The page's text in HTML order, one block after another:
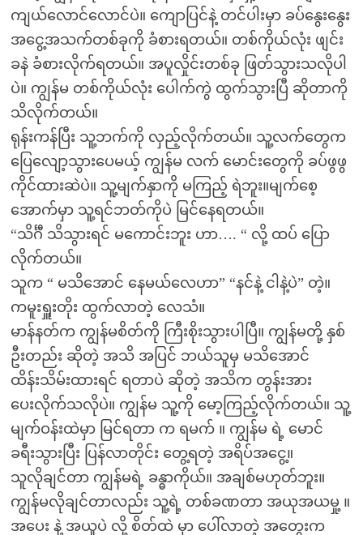
ကျယ်လောင်လောင်ပဲ။ ကျောပြင်နဲ့ တင်ပါးမှာ ခပ်နွေးနွေး
အငွေ့အသက်တစ်ခုကို ခံစားရတယ်။ တစ်ကိုယ်လုံး ဖျင်း
ခနဲ ခံစားလိုက်ရတယ်။ အပူလှိုင်းတစ်ခု ဖြတ်သွားသလိုပါ
ပဲ။ ကျွန်မ တစ်ကိုယ်လုံး ပေါက်ကွဲ ထွက်သွားပြီ ဆိုတာကို
သိလိုက်တယ်။
ရုန်းကန်ပြီး သူ့ဘက်ကို လှည့်လိုက်တယ်။ သူ့လက်တွေက
ပြေလျော့သွားပေမယ့် ကျွန်မ လက် မောင်းတွေကို ခပ်ဖွဖွ
ကိုင်ထားဆဲပဲ။ သူ့မျက်နှာကို မကြည့် ရဲဘူး။မျက်စေ့
အောက်မှာ သူ့ရင်ဘတ်ကိုပဲ မြင်နေရတယ်။
“သိင်္ဂီ သိသွားရင် မကောင်းဘူး ဟာ…. “ လို့ ထပ် ပြော
လိုက်တယ်။
သူက “ မသိအောင် နေမယ်လေဟာ” “နင်နဲ့ ငါနဲ့ပဲ” တဲ့။
ကမူးရှူးတိုး ထွက်လာတဲ့ လေသံ။
မာန်နတ်က ကျွန်မစိတ်ကို ကြီးစိုးသွားပါပြီ။ ကျွန်မတို့ နှစ်
ဦးတည်း ဆိုတဲ့ အသိ အပြင် ဘယ်သူမှ မသိအောင်
ထိန်းသိမ်းထားရင် ရတာပဲ ဆိုတဲ့ အသိက တွန်းအား
ပေးလိုက်သလိုပဲ။ ကျွန်မ သူ့ကို မော့ကြည့်လိုက်တယ်။ သူ့
မျက်ဝန်းထဲမှာ မြင်ရတာ က ရမက် ။ ကျွန်မ ရဲ့ မောင်
ခရီးသွားပြီး ပြန်လာတိုင်း တွေ့ရတဲ့ အရိပ်အငွေ့။
သူလိုချင်တာ ကျွန်မရဲ့ ခန္ဓာကိုယ်။ အချစ်မဟုတ်ဘူး။
ကျွန်မလိုချင်တာလည်း သူ့ရဲ့ တစ်ခဏတာ အယုအယမှု့ ။
အပေး နဲ့ အယူပဲ လို့ စိတ်ထဲ မှာ ပေါ်လာတဲ့ အတွေးက